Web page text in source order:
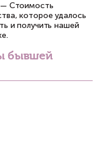
Стоимость
которое удалось
и получить нашей
бывшей